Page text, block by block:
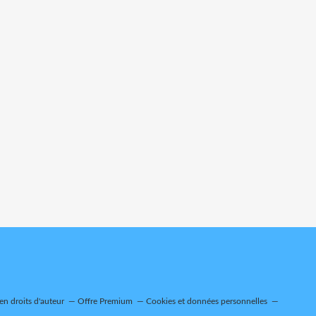
droits d'auteur Offre Premium Cookies et données personnelles